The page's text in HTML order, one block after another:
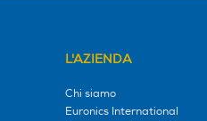
L'AZIENDA
Chi siamo
Euronics International